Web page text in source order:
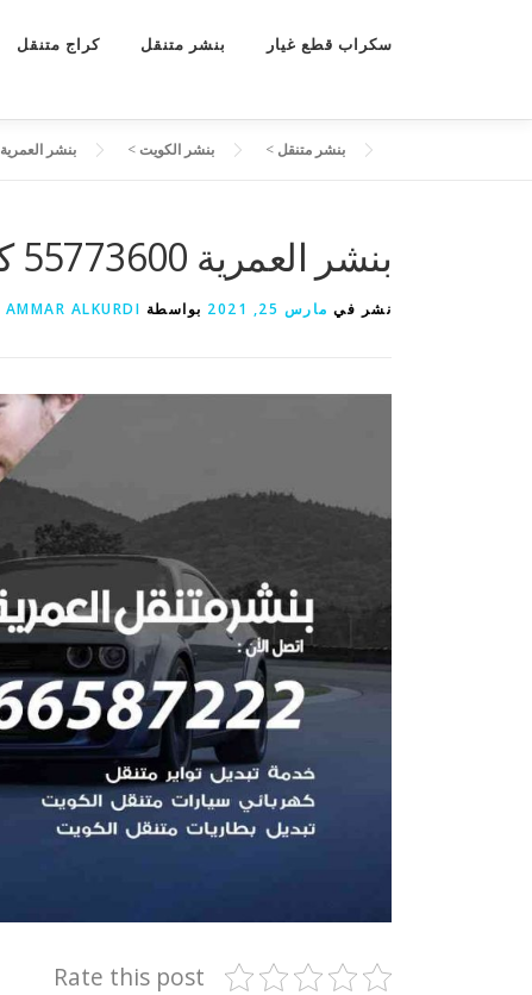
كراج متنقل بنشر متنقل سكراب قطع غيار
بنشر متنقل > بنشر الكويت> بنشر العمرية 55773600 كهرباء و بنشر متنقل العمرية
بنشر العمرية 55773600 كهرباء و بنشر متنقل العمرية
نشر في مارس 25, 2021 بواسطة AMMAR ALKURDI
Rate this post